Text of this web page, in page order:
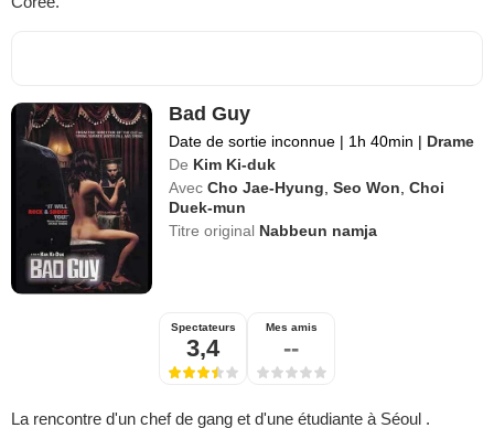
Bad Guy
Date de sortie inconnue | 1h 40min | Drame
De Kim Ki-duk
Avec Cho Jae-Hyung ,Seo Won ,Choi
Duek-mun
Titre original Nabbeun namja
Spectateurs
3,4
Mes amis
--
La rencontre d'un chef de gang et d'une étudiante à Séoul .